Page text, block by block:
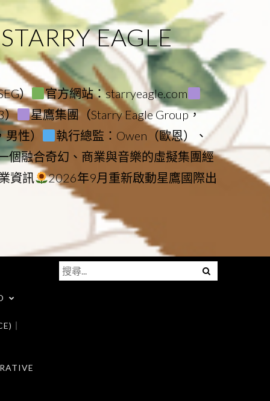
EAGLE
）
官方網站：starryeagle.com
）
星鷹集團（Starry Eagle Group，
性）
執行總監：Owen（歐恩）、
個融合奇幻、商業與音樂的虛擬集團經
資訊
2026年9月重新啟動星鷹國際出
｜
Menu
搜
尋